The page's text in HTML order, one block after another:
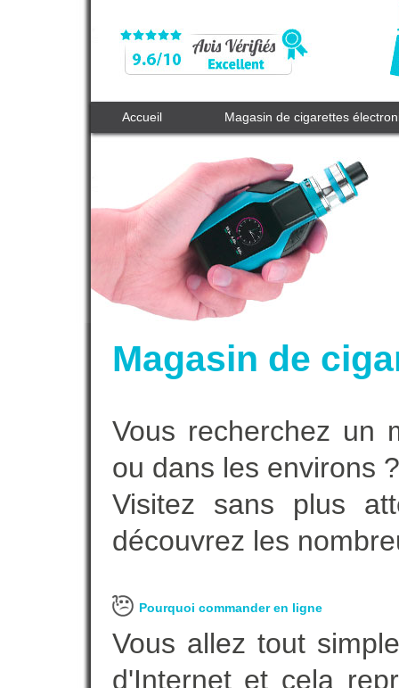
Accueil Magasin de cigarettes
Magasin de
Vous recherchez un
ou dans les environs ?
Visitez sans plus
découvrez les
Pourquoi commander en ligne
Vous allez tout
d'Internet et cela